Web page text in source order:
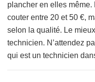
plancher en elles
couter entre 20 et 50 €,
selon la qualité. Le
technicien. N’attendez
qui est un technicien